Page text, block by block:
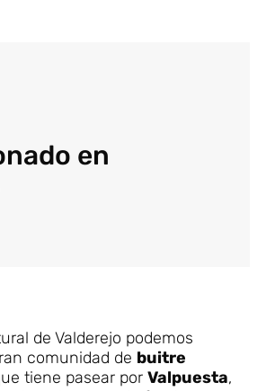
en
de Valderejo podemos
comunidad de buitre
tiene pasear por Valpuesta,